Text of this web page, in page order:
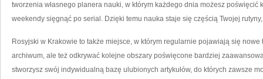
tworzenia własnego planera nauki, w którym każdego dnia możesz poświęcić
weekendy sięgnąć po serial. Dzięki temu nauka staje się częścią Twojej
Rosyjski w Krakowie to także miejsce, w którym regularnie pojawiają się
archiwum, ale też odkrywać kolejne obszary poświęcone bardziej
stworzysz swój indywidualną bazę ulubionych artykułów, do których zawsze